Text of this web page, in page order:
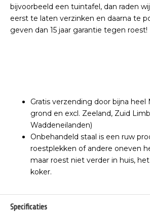
bijvoorbeeld een tuintafel, dan raden
eerst te laten verzinken en daarna te
geven dan 15 jaar garantie tegen roest!
Gratis verzending door bijna heel
grond en excl. Zeeland, Zuid
Waddeneilanden)
Onbehandeld staal is een ruw
roestplekken of andere oneven
maar roest niet verder in huis,
koker.
Specificaties